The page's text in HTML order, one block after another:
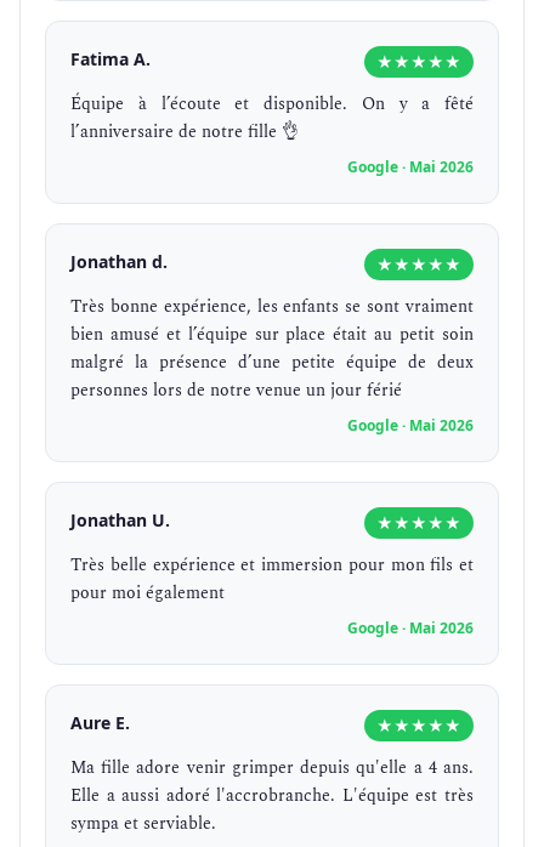
Fatima A. ★★★★★
Équipe à l’écoute et disponible. On y a fêté
l’anniversaire de notre fille 👌
Google · Mai 2026
Jonathan d. ★★★★★
Très bonne expérience, les enfants se sont vraiment
bien amusé et l’équipe sur place était au petit soin
malgré la présence d’une petite équipe de deux
personnes lors de notre venue un jour férié
Google · Mai 2026
Jonathan U. ★★★★★
Très belle expérience et immersion pour mon fils et
pour moi également
Google · Mai 2026
Aure E. ★★★★★
Ma fille adore venir grimper depuis qu'elle a 4 ans.
Elle a aussi adoré l'accrobranche. L'équipe est très
sympa et serviable.